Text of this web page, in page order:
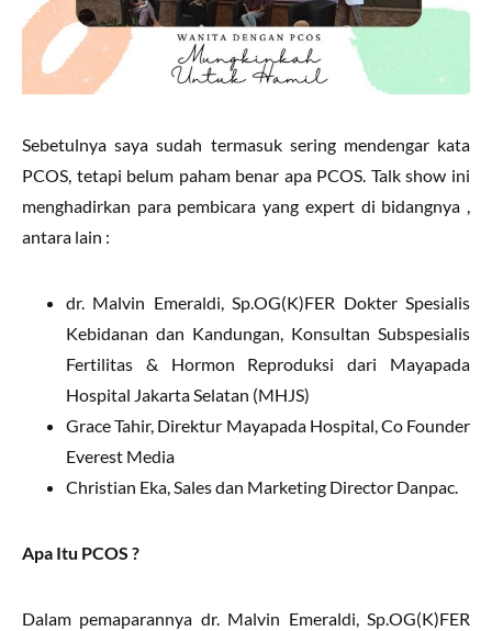
Sebetulnya saya sudah termasuk sering mendengar kata
PCOS, tetapi belum paham benar apa PCOS. Talk show ini
menghadirkan para pembicara yang expert di bidangnya ,
antara lain :
dr. Malvin Emeraldi, Sp.OG(K)FER Dokter Spesialis
Kebidanan dan Kandungan, Konsultan Subspesialis
Fertilitas & Hormon Reproduksi dari Mayapada
Hospital Jakarta Selatan (MHJS)
Grace Tahir, Direktur Mayapada Hospital, Co Founder
Everest Media
Christian Eka, Sales dan Marketing Director Danpac.
Apa Itu PCOS ?
Dalam pemaparannya dr. Malvin Emeraldi, Sp.OG(K)FER